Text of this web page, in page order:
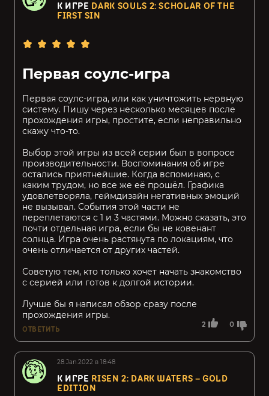
К ИГРЕ DARK SOULS 2: SCHOLAR OF THE
FIRST SIN
2 0
Первая соулс-игра
Первая соулс-игра, или как уничтожить нервную
систему. Пишу через несколько месяцев после
прохождения игры, простите, если неправильно
скажу что-то.
Выбор этой игры из всей серии был в вопросе
производительности. Воспоминания об игре
остались приятнейшие. Когда вспоминаю, с
каким трудом, но все же её прошёл. Графика
удовлетворяла, геймдизайн негативных эмоций
не вызывал. События этой части не
переплетаются с 1 и 3 частями. Можно сказать, это
почти отдельная игра, если бы не ковенант
солнца. Игра очень растянута по локациям, что
очень отличается от других частей.
Советую тем, кто только хочет начать знакомство
с серией или готов к долгой истории.
Лучше бы я написал обзор сразу после
прохождения игры.
ОТВЕТИТЬ
28.Jan.2022 в 18:48
К ИГРЕ RISEN 2: DARK WATERS – GOLD
EDITION